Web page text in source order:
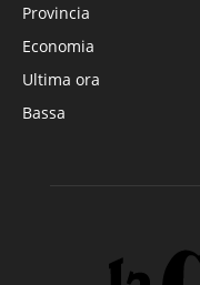
Provincia
Economia
Ultima ora
Bassa